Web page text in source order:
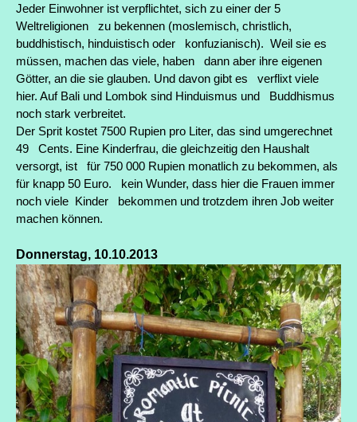
Jeder Einwohner ist verpflichtet, sich zu einer der 5
Weltreligionen zu bekennen (moslemisch, christlich,
buddhistisch, hinduistisch oder konfuzianisch). Weil sie es
müssen, machen das viele, haben dann aber ihre eigenen
Götter, an die sie glauben. Und davon gibt es verflixt viele
hier. Auf Bali und Lombok sind Hinduismus und Buddhismus
noch stark verbreitet.
Der Sprit kostet 7500 Rupien pro Liter, das sind umgerechnet
49 Cents. Eine Kinderfrau, die gleichzeitig den Haushalt
versorgt, ist für 750 000 Rupien monatlich zu bekommen, als
für knapp 50 Euro. kein Wunder, dass hier die Frauen immer
noch viele Kinder bekommen und trotzdem ihren Job weiter
machen können.
Donnerstag, 10.10.2013